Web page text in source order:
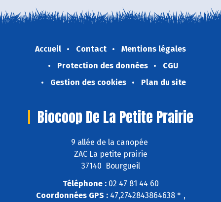
Accueil Contact
Mentions légales
Protection des données
CGU
Gestion des cookies
Plan du site
Biocoop De La Petite Prairie
9 allée de la canopée
ZAC La petite prairie
37140 Bourgueil
Téléphone :02 47 81 44 60
Coordonnées GPS :47,2742843864638 ° ,